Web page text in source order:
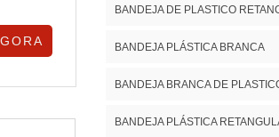
BANDEJA DE PLASTICO
BANDEJA PLÁSTICA BRANCA
BANDEJA BRANCA DE
BANDEJA PLÁSTICA